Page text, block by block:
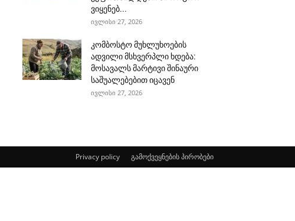
ვიყენებ...
ივლისი 27, 2026
კომბოსტო მუხლუხოების
ადვილი მსხვერპლი ხდება:
მოსავალს მარტივი შინაური
საშუალებებით იცავენ
ივლისი 27, 2026
Privacy policy გამოქვეყნების პირობები